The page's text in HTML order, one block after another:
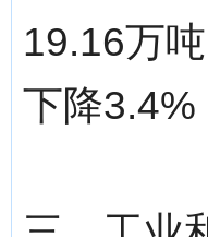
19.16万
下降